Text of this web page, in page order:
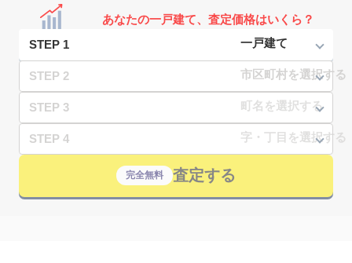
あなたの一戸建て、査定価格はいくら？
STEP 1
STEP 2
STEP 3
STEP 4
完全無料 査定する